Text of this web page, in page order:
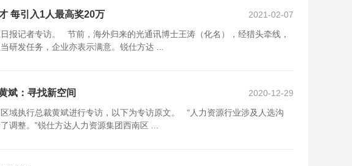
每引入1人最高奖20万 2021-02-07
报记者专访。 节前，海外归来的光通讯博士王涛（化名），经猎头牵线，
研发任务，企业亦表示满意。锐仕方达 ...
斌：寻找新空间 2020-12-29
域执行总裁黄斌进行专访，以下为专访原文。 “人力资源行业涉及人选沟
调整。”锐仕方达人力资源集团西南区 ...